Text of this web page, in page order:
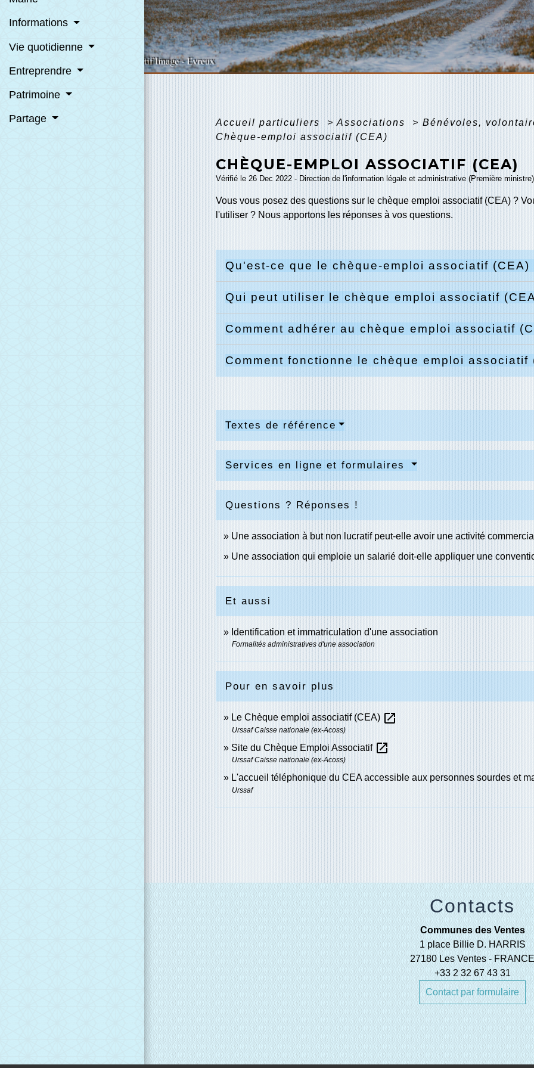
Informations
Vie quotidienne
Entreprendre
Patrimoine
Partage Accueil particuliers > Associations > Bénévoles,
Chèque-emploi associatif (CEA)
CHÈQUE-EMPLOI ASSOCIATIF (CEA)
Vérifié le 26 Dec 2022 - Direction de l'information légale et administrative (Première
Vous vous posez des questions sur le chèque emploi associatif (CEA) ?
l'utiliser ? Nous apportons les réponses à vos questions.
Qu'est-ce que le chèque-emploi associatif (CEA)
Qui peut utiliser le chèque emploi associatif
Comment adhérer au chèque emploi associatif
Comment fonctionne le chèque emploi associatif
Textes de référence
Services en ligne et formulaires
Questions ? Réponses !
Une association à but non lucratif peut-elle avoir une activité
Une association qui emploie un salarié doit-elle appliquer une
Et aussi
Identification et immatriculation d'une association
Formalités administratives d'une association
Pour en savoir plus
Le Chèque emploi associatif (CEA) open_in_new
Urssaf Caisse nationale (ex-Acoss)
Site du Chèque Emploi Associatif open_in_new
Urssaf Caisse nationale (ex-Acoss)
L'accueil téléphonique du CEA accessible aux personnes sourdes et
Urssaf
Contacts
Communes des Ventes
1 place Billie D. HARRIS
27180 Les Ventes - FRANCE
+33 2 32 67 43 31
Contact par formulaire